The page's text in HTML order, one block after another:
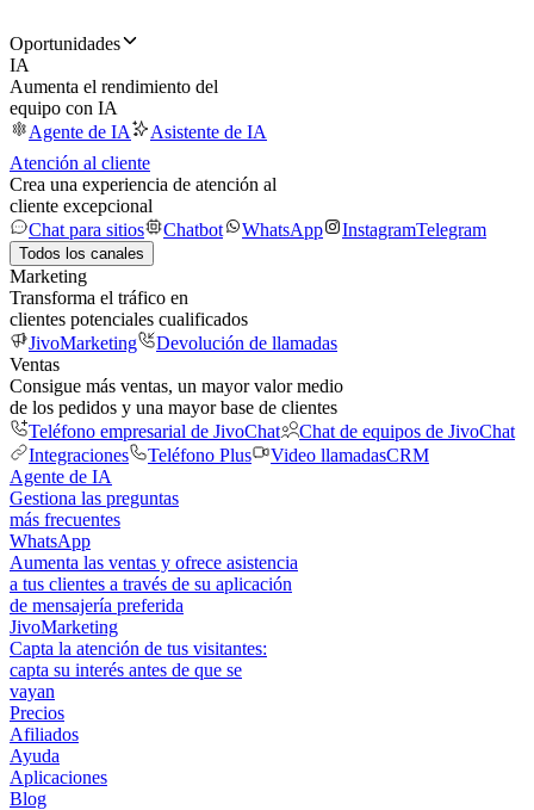
Oportunidades
IA
Aumenta el rendimiento del
equipo con IA
Agente de IA
Asistente de IA
Atención al cliente
Crea una experiencia de atención al
cliente excepcional
Chat para sitios
Chatbot WhatsApp InstagramTelegram
Todos los canales
Marketing
Transforma el tráfico en
clientes potenciales cualificados
JivoMarketing
Devolución de llamadas
Ventas
Consigue más ventas, un mayor valor medio
de los pedidos y una mayor base de clientes
Teléfono empresarial de JivoChat
Chat de equipos de JivoChat
Integraciones
Teléfono Plus Video llamadasCRM
Agente de IA
Gestiona las preguntas
más frecuentes
WhatsApp
Aumenta las ventas y ofrece asistencia
a tus clientes a través de su aplicación
de mensajería preferida
JivoMarketing
Capta la atención de tus visitantes:
capta su interés antes de que se
vayan
Precios
Afiliados
Ayuda
Aplicaciones
Blog